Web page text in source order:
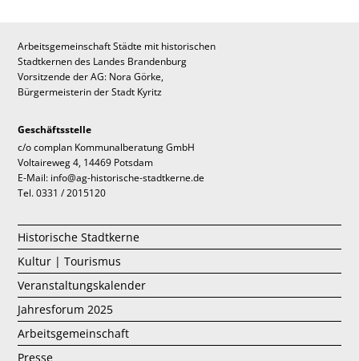
Arbeitsgemeinschaft Städte mit historischen
Stadtkernen des Landes Brandenburg
Vorsitzende der AG: Nora Görke,
Bürgermeisterin der Stadt Kyritz
Geschäftsstelle
c/o complan Kommunalberatung GmbH
Voltaireweg 4, 14469 Potsdam
E-Mail: info@ag-historische-stadtkerne.de
Tel. 0331 / 2015120
Historische Stadtkerne
Kultur | Tourismus
Veranstaltungskalender
Jahresforum 2025
Arbeitsgemeinschaft
Presse